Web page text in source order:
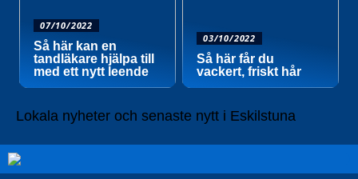
07/10/2022
Så här kan en
tandläkare hjälpa till
med ett nytt leende
03/10/2022
Så här får du
vackert, friskt hår
Lokala nyheter och senaste nytt i Eskilstuna